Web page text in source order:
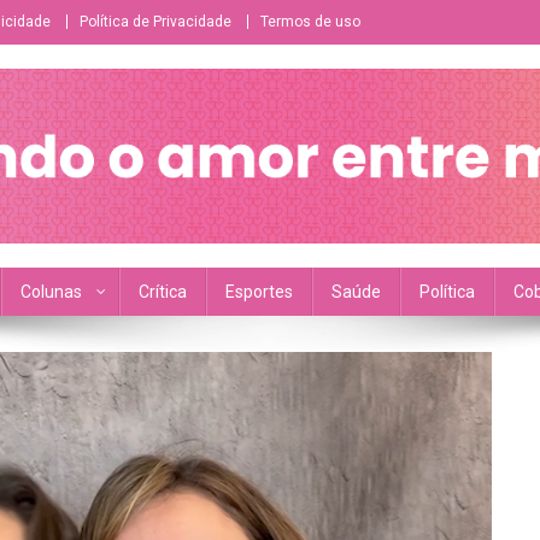
Política de Privacidade Termos de uso
bissexual/sáfico
Colunas Crítica Esportes Saúde Política